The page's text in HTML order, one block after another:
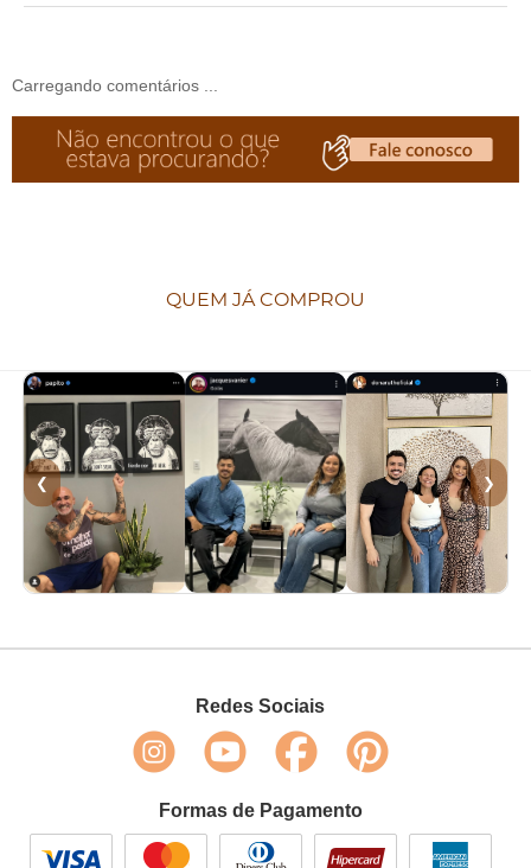
Carregando comentários ...
QUEM JÁ COMPROU
❮ ❯
Redes Sociais
Formas de Pagamento